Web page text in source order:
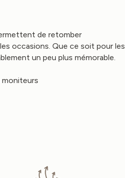
de retomber
occasions. Que ce soit pour les
un peu plus mémorable.
moniteurs